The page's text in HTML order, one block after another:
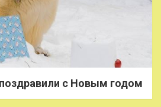
с Новым годом